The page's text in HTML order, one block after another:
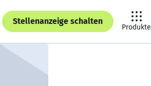
Stellenanzeige schalten
Produkte